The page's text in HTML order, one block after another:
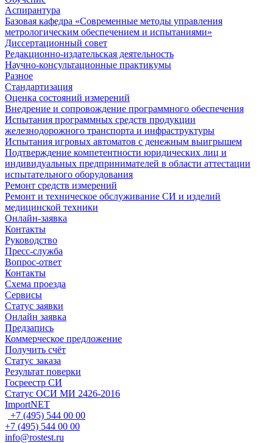
Аспирантура
Базовая кафедра «Современные методы управления
метрологическим обеспечением и испытаниями»
Диссертационный совет
Редакционно-издательская деятельность
Научно-консультационные практикумы
Разное
Стандартизация
Оценка состояний измерений
Внедрение и сопровождение программного обеспечения
Испытания программных средств продукции
железнодорожного транспорта и инфраструктуры
Испытания игровых автоматов с денежным выигрышем
Подтверждение компетентности юридических лиц и
индивидуальных предпринимателей в области аттестации
испытательного оборудования
Ремонт средств измерений
Ремонт и техническое обслуживание СИ и изделий
медицинской техники
Онлайн-заявка
Контакты
Руководство
Пресс-служба
Вопрос-ответ
Контакты
Схема проезда
Сервисы
Статус заявки
Онлайн заявка
Предзапись
Коммерческое предложение
Получить счёт
Статус заказа
Результат поверки
Госреестр СИ
Статус ОСИ МИ 2426-2016
ImportNET
+7 (495) 544 00 00
+7 (495) 544 00 00
info@rostest.ru